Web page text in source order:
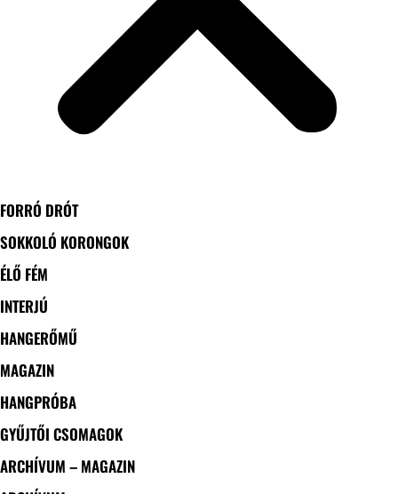
FORRÓ DRÓT
SOKKOLÓ KORONGOK
ÉLŐ FÉM
INTERJÚ
HANGERŐMŰ
MAGAZIN
HANGPRÓBA
GYŰJTŐI CSOMAGOK
ARCHÍVUM – MAGAZIN